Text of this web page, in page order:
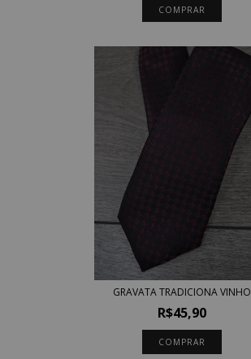
GRAVATA TRADICIONA VINHO
R$45,90